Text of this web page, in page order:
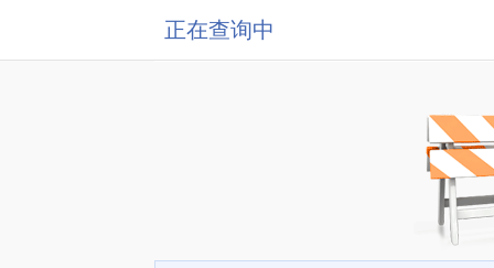
正在查询中